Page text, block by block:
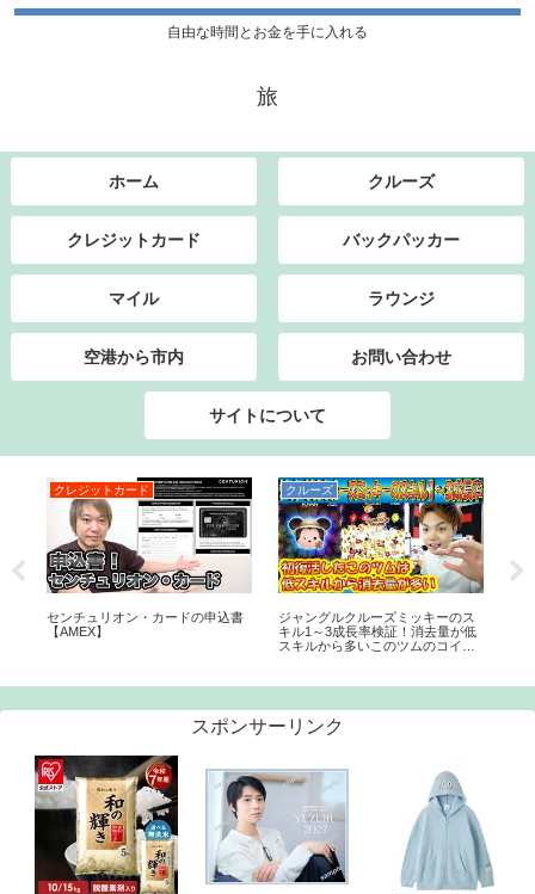
自由な時間とお金を手に入れる
旅
ホーム クルーズ
クレジットカード バックパッカー
マイル ラウンジ
空港から市内 お問い合わせ
サイトについて
クレジットカード
センチュリオン・カードの申込書
【AMEX】
クルーズ
ジャングルクルーズミッキーのス
キル1～3成長率検証！消去量が低
スキルから多いこのツムのコイン
スポンサーリンク